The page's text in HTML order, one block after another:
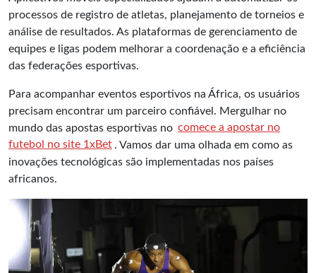
processos de registro de atletas, planejamento de torneios e
análise de resultados. As plataformas de gerenciamento de
equipes e ligas podem melhorar a coordenação e a eficiência
das federações esportivas.
Para acompanhar eventos esportivos na África, os usuários
precisam encontrar um parceiro confiável. Mergulhar no
mundo das apostas esportivas no comece a apostar no
futebol no site 1xBet . Vamos dar uma olhada em como as
inovações tecnológicas são implementadas nos países
africanos.